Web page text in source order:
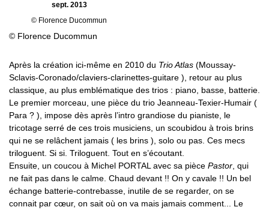
sept. 2013
© Florence Ducommun
© Florence Ducommun
Après la création ici-même en 2010 du Trio Atlas (Moussay-
Sclavis-Coronado/claviers-clarinettes-guitare ), retour au plus
classique, au plus emblématique des trios : piano, basse, batterie.
Le premier morceau, une pièce du trio Jeanneau-Texier-Humair (
Para ? ), impose dès après l’intro grandiose du pianiste, le
tricotage serré de ces trois musiciens, un scoubidou à trois brins
qui ne se relâchent jamais ( les brins ), solo ou pas. Ces mecs
triloguent. Si si. Triloguent. Tout en s’écoutant.
Ensuite, un coucou à Michel PORTAL avec sa pièce Pastor , qui
ne fait pas dans le calme. Chaud devant !! On y cavale !! Un bel
échange batterie-contrebasse, inutile de se regarder, on se
connait par cœur, on sait où on va mais jamais comment... Le